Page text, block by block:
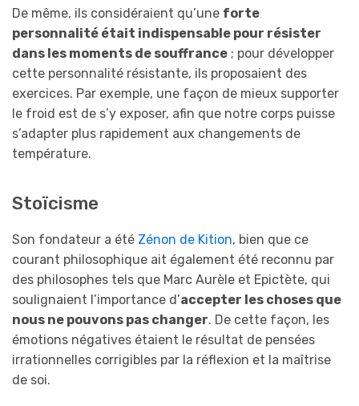
De même, ils considéraient qu’une forte
personnalité était indispensable pour résister
dans les moments de souffrance ; pour développer
cette personnalité résistante, ils proposaient des
exercices. Par exemple, une façon de mieux supporter
le froid est de s’y exposer, afin que notre corps puisse
s’adapter plus rapidement aux changements de
température.
Stoïcisme
Son fondateur a été Zénon de Kition, bien que ce
courant philosophique ait également été reconnu par
des philosophes tels que Marc Aurèle et Epictète, qui
soulignaient l’importance d’accepter les choses que
nous ne pouvons pas changer. De cette façon, les
émotions négatives étaient le résultat de pensées
irrationnelles corrigibles par la réflexion et la maîtrise
de soi.